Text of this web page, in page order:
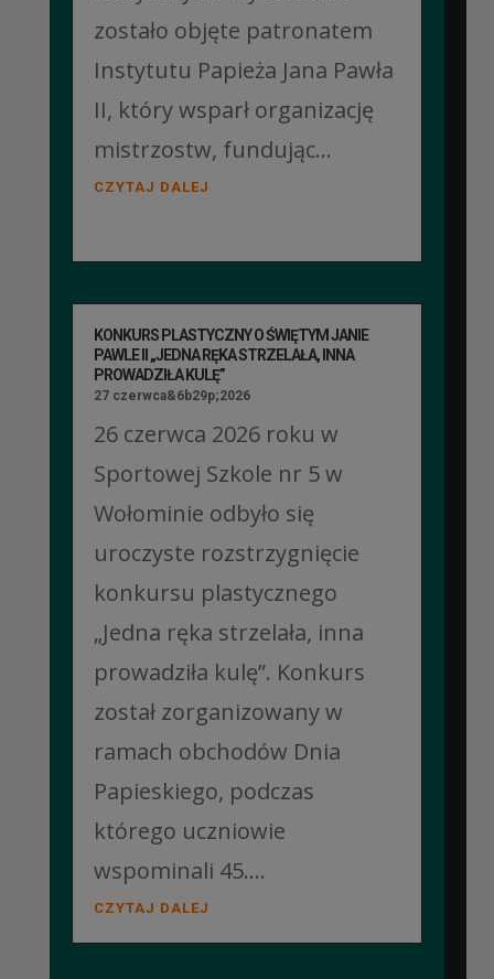
zostało objęte patronatem
Instytutu Papieża Jana Pawła
II, który wsparł organizację
mistrzostw, fundując...
CZYTAJ DALEJ
KONKURS PLASTYCZNY O ŚWIĘTYM JANIE
PAWLE II „JEDNA RĘKA STRZELAŁA, INNA
PROWADZIŁA KULĘ”
27 czerwca&6b29p;2026
26 czerwca 2026 roku w
Sportowej Szkole nr 5 w
Wołominie odbyło się
uroczyste rozstrzygnięcie
konkursu plastycznego
„Jedna ręka strzelała, inna
prowadziła kulę”. Konkurs
został zorganizowany w
ramach obchodów Dnia
Papieskiego, podczas
którego uczniowie
wspominali 45....
CZYTAJ DALEJ